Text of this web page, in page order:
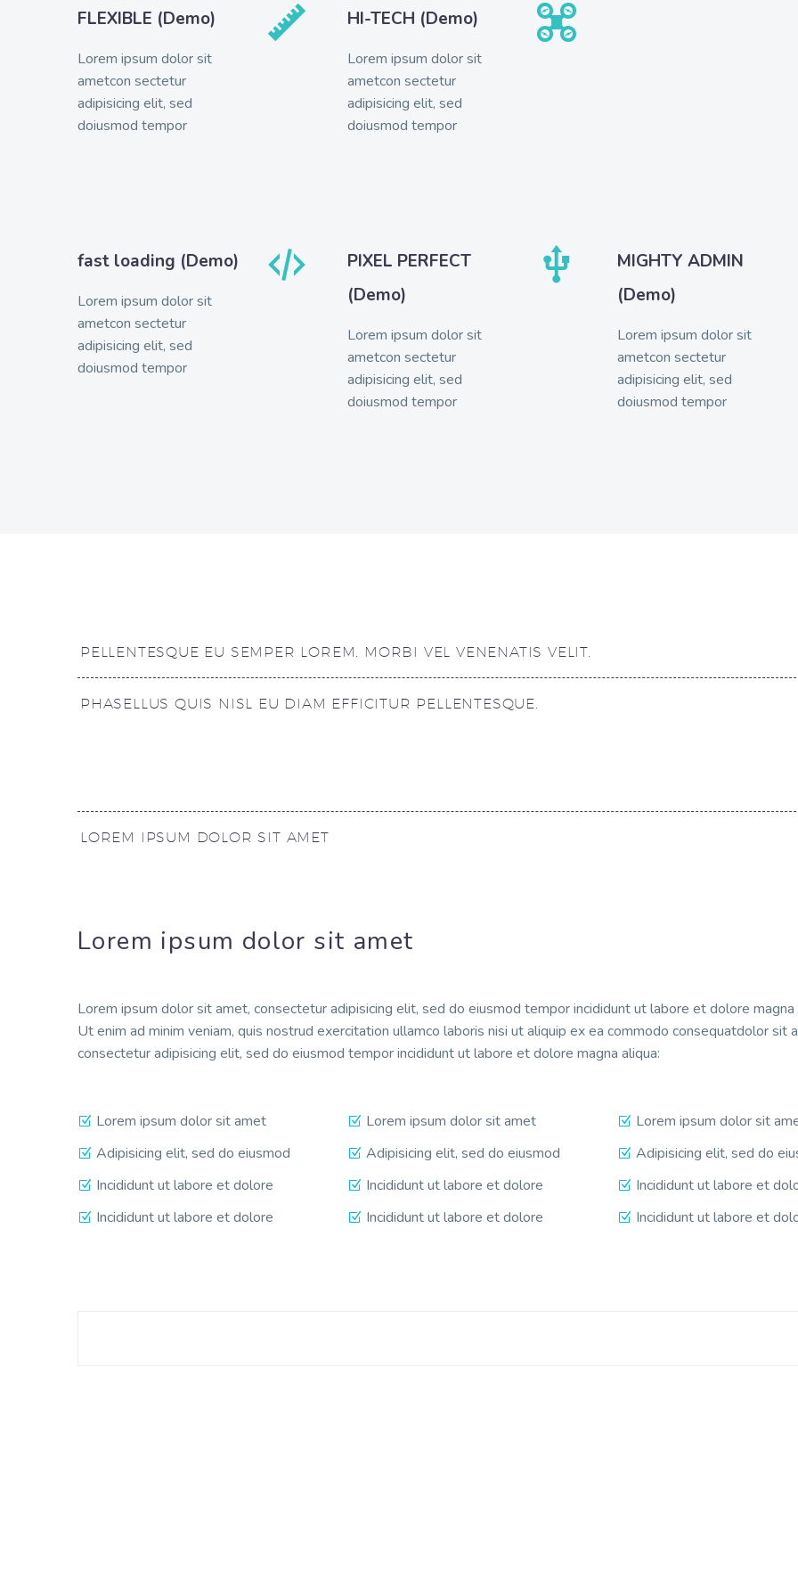
FLEXIBLE (Demo)
Lorem ipsum dolor sit
ametcon sectetur
adipisicing elit, sed
doiusmod tempor

 HI-TECH (Demo)
Lorem ipsum dolor sit
ametcon sectetur
adipisicing elit, sed
doiusmod tempor


fast loading (Demo)
Lorem ipsum dolor sit
ametcon sectetur
adipisicing elit, sed
doiusmod tempor


PIXEL PERFECT
(Demo)
Lorem ipsum dolor sit
ametcon sectetur
adipisicing elit, sed
doiusmod tempor


MIGHTY ADMIN
(Demo)
Lorem ipsum dolor sit
ametcon sectetur
adipisicing elit, sed
doiusmod tempor
PELLENTESQUE EU SEMPER LOREM. MORBI VEL VENENATIS VELIT.
PHASELLUS QUIS NISL EU DIAM EFFICITUR PELLENTESQUE.
LOREM IPSUM DOLOR SIT AMET
Lorem ipsum dolor sit amet
Lorem ipsum dolor sit amet, consectetur adipisicing elit, sed do eiusmod tempor incididunt ut labore et dolore magna
Ut enim ad minim veniam, quis nostrud exercitation ullamco laboris nisi ut aliquip ex ea commodo consequatdolor sit
consectetur adipisicing elit, sed do eiusmod tempor incididunt ut labore et dolore magna aliqua:
Lorem ipsum dolor sit amet
Adipisicing elit, sed do eiusmod
Incididunt ut labore et dolore
Incididunt ut labore et dolore
Lorem ipsum dolor sit amet
Adipisicing elit, sed do eiusmod
Incididunt ut labore et dolore
Incididunt ut labore et dolore
Lorem ipsum dolor sit
Adipisicing elit, sed do
Incididunt ut labore et
Incididunt ut labore et